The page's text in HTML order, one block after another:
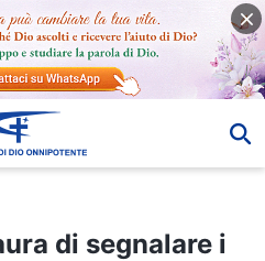
i problemi
di segnalare i